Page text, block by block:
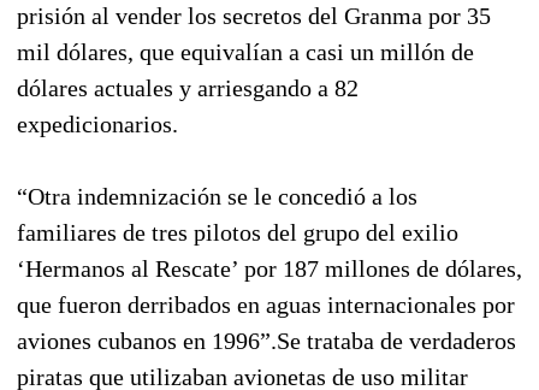
prisión al vender los secretos del Granma por 35
mil dólares, que equivalían a casi un millón de
dólares actuales y arriesgando a 82
expedicionarios.
“Otra indemnización se le concedió a los
familiares de tres pilotos del grupo del exilio
‘Hermanos al Rescate’ por 187 millones de dólares,
que fueron derribados en aguas internacionales por
aviones cubanos en 1996”.Se trataba de verdaderos
piratas que utilizaban avionetas de uso militar